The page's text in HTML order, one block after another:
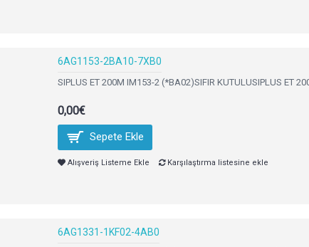
6AG1153-2BA10-7XB0
SIPLUS ET 200M IM153-2 (*BA02)SIFIR KUTULUSIPLUS ET
0,00€
Sepete Ekle
Alışveriş Listeme Ekle Karşılaştırma listesine ekle
6AG1331-1KF02-4AB0